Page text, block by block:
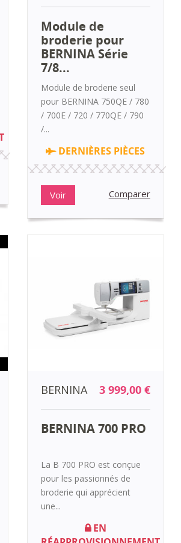
Module de
broderie pour
BERNINA Série
7/8...
Module de broderie seul
pour BERNINA 750QE / 780
/ 700E / 720 / 770QE / 790
/...
DERNIÈRES PIÈCES
Voir Comparer
BERNINA 3 999,00 €
BERNINA 700 PRO
La B 700 PRO est conçue
pour les passionnés de
broderie qui apprécient
une...
EN